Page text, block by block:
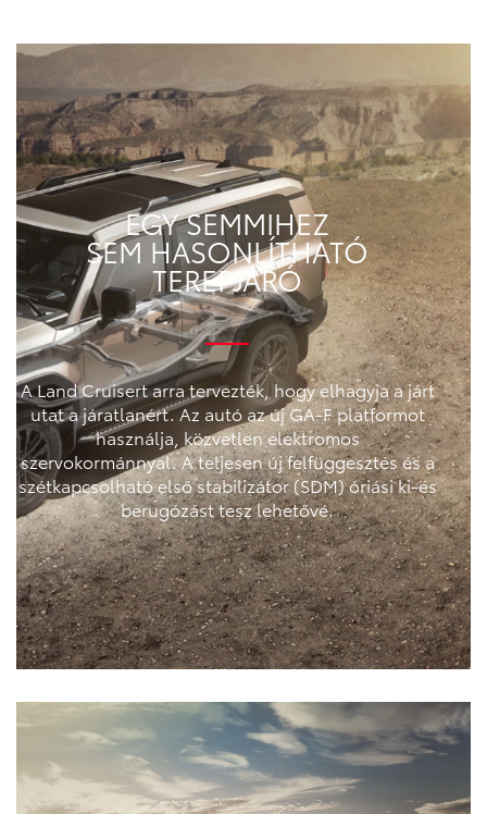
EGY SEMMIHEZ
SEM HASONLÍTHATÓ
TEREPJÁRÓ
A Land Cruisert arra tervezték, hogy elhagyja a járt
utat a járatlanért. Az autó az új GA-F platformot
használja, közvetlen elektromos
szervokormánnyal. A teljesen új felfüggesztés és a
szétkapcsolható első stabilizátor (SDM) óriási ki-és
berugózást tesz lehetővé.
Videólejátszó